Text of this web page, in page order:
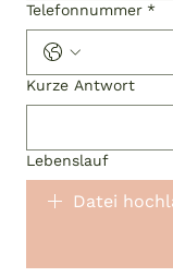
Telefonnummer *
Kurze Antwort
Lebenslauf
Datei